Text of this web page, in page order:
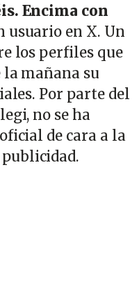
Encima con
usuario en X. Un
los perfiles que
mañana su
Por parte del
no se ha
de cara a la